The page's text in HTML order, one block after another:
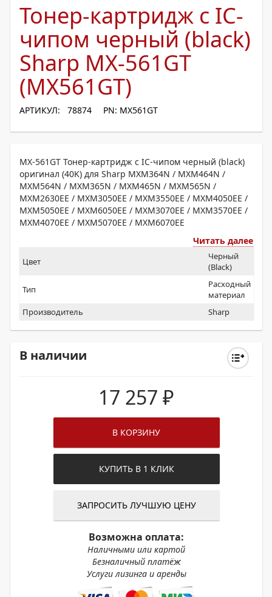
Тонер-картридж с IC-
чипом черный (black)
Sharp MX-561GT
(MX561GT)
АРТИКУЛ: 78874 PN: MX561GT
MX-561GT Тонер-картридж с IC-чипом черный (black)
оригинал (40K) для Sharp MXM364N / MXM464N /
MXM564N / MXM365N / MXM465N / MXM565N /
MXM2630EE / MXM3050EE / MXM3550EE / MXM4050EE /
MXM5050EE / MXM6050EE / MXM3070EE / MXM3570EE /
MXM4070EE / MXM5070EE / MXM6070EE
Читать далее
Цвет
Черный
(Black)
Тип
Расходный
материал
Производитель
Sharp
В наличии
17 257 ₽
В КОРЗИНУ
КУПИТЬ В 1 КЛИК
ЗАПРОСИТЬ ЛУЧШУЮ ЦЕНУ
Возможна оплата:
Наличными или картой
Безналичный платёж
Услуги лизинга и аренды